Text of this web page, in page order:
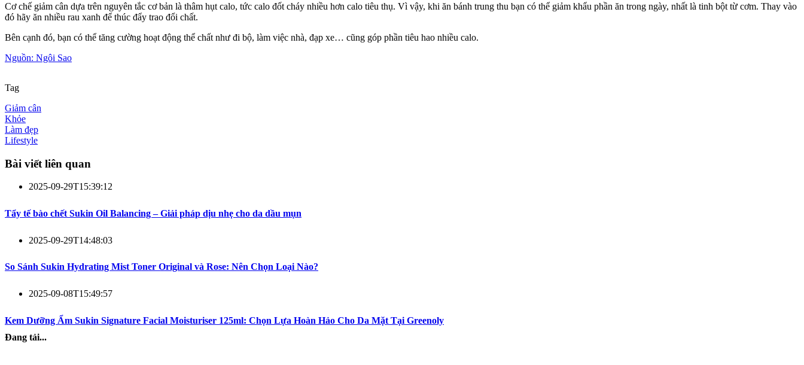
Cơ chế giảm cân dựa trên nguyên tắc cơ bản là thâm hụt calo, tức calo đốt cháy nhiều hơn calo tiêu thụ. Vì vậy, khi ăn bánh trung thu bạn có thể giảm khẩu phần ăn trong ngày, nhất là tinh bột từ cơm. Thay vào
đó hãy ăn nhiều rau xanh để thúc đẩy trao đổi chất.
Bên cạnh đó, bạn có thể tăng cường hoạt động thể chất như đi bộ, làm việc nhà, đạp xe… cũng góp phần tiêu hao nhiều calo.
Nguồn: Ngôi Sao
Tag
Giảm cân
Khỏe
Làm đẹp
Lifestyle
Bài viết liên quan
2025-09-29T15:39:12
Tẩy tế bào chết Sukin Oil Balancing – Giải pháp dịu nhẹ cho da dầu mụn
2025-09-29T14:48:03
So Sánh Sukin Hydrating Mist Toner Original và Rose: Nên Chọn Loại Nào?
2025-09-08T15:49:57
Kem Dưỡng Ẩm Sukin Signature Facial Moisturiser 125ml: Chọn Lựa Hoàn Hảo Cho Da Mặt Tại Greenoly
Đang tải...